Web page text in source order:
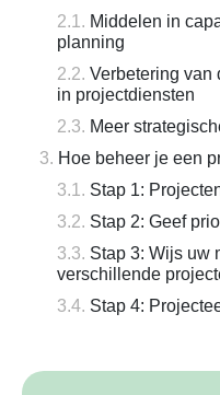
Middelen in
planning
Verbetering van
in projectdiensten
Meer
Hoe beheer je een
Stap 1:
Stap 2: Geef
Stap 3: Wijs uw
verschillende
Stap 4: